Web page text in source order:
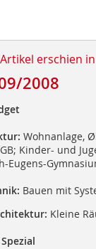
erschien in
2008
Wohnanlage,
Kinder- und
Eugens-
Bauen mit
Kleine